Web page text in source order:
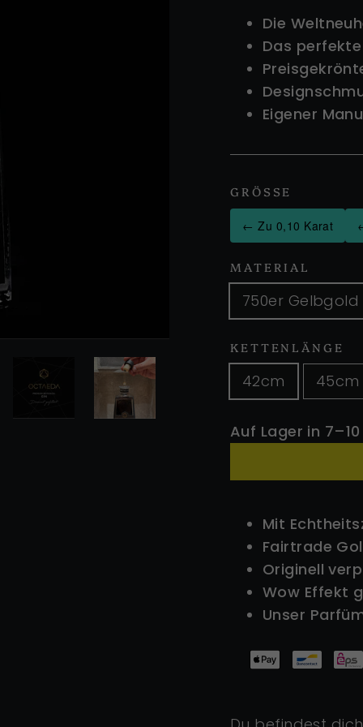
Die
Das
Eigener
GRÖSSE
← Zu 0,10 Karat
MATERIAL
750er Gelbgold
KETTENLÄNGE
42cm 45cm
Auf Lager in
Mit
Fairtrade
Originell
Wow Effekt
Unser